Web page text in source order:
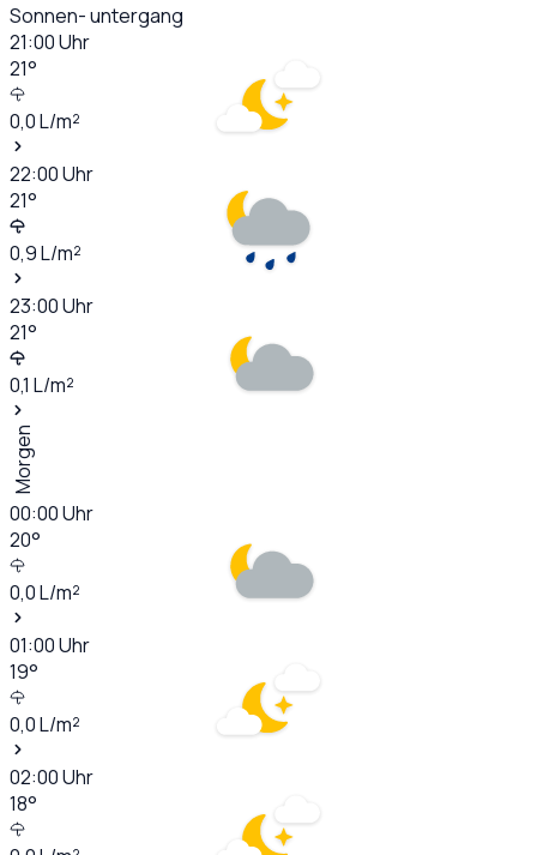
Sonnen- untergang
21:00Uhr
21°
0,0L/m²
22:00Uhr
21°
0,9L/m²
23:00Uhr
21°
0,1 L/m²
Morgen
00:00Uhr
20°
0,0L/m²
01:00Uhr
19°
0,0L/m²
02:00Uhr
18°